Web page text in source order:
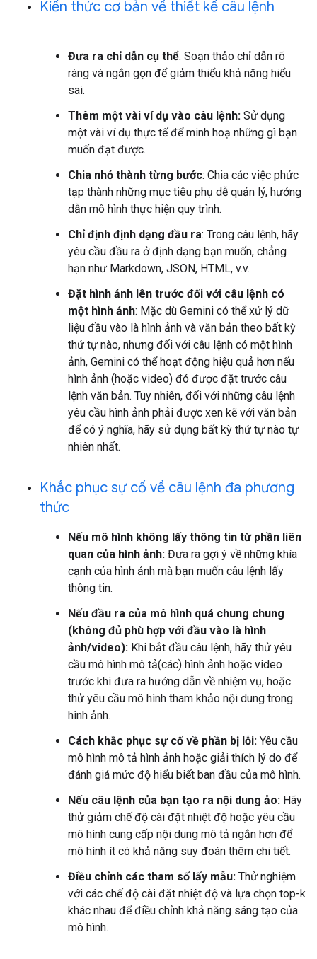
Kiến thức cơ bản về thiết kế câu lệnh
Đưa ra chỉ dẫn cụ thể: Soạn thảo chỉ dẫn rõ
ràng và ngắn gọn để giảm thiểu khả năng hiểu
sai.
Thêm một vài ví dụ vào câu lệnh: Sử dụng
một vài ví dụ thực tế để minh hoạ những gì bạn
muốn đạt được.
Chia nhỏ thành từng bước: Chia các việc phức
tạp thành những mục tiêu phụ dễ quản lý, hướng
dẫn mô hình thực hiện quy trình.
Chỉ định định dạng đầu ra: Trong câu lệnh, hãy
yêu cầu đầu ra ở định dạng bạn muốn, chẳng
hạn như Markdown, JSON, HTML, v.v.
Đặt hình ảnh lên trước đối với câu lệnh có
một hình ảnh: Mặc dù Gemini có thể xử lý dữ
liệu đầu vào là hình ảnh và văn bản theo bất kỳ
thứ tự nào, nhưng đối với câu lệnh có một hình
ảnh, Gemini có thể hoạt động hiệu quả hơn nếu
hình ảnh (hoặc video) đó được đặt trước câu
lệnh văn bản. Tuy nhiên, đối với những câu lệnh
yêu cầu hình ảnh phải được xen kẽ với văn bản
để có ý nghĩa, hãy sử dụng bất kỳ thứ tự nào tự
nhiên nhất.
Khắc phục sự cố về câu lệnh đa phương
thức
Nếu mô hình không lấy thông tin từ phần liên
quan của hình ảnh: Đưa ra gợi ý về những khía
cạnh của hình ảnh mà bạn muốn câu lệnh lấy
thông tin.
Nếu đầu ra của mô hình quá chung chung
(không đủ phù hợp với đầu vào là hình
ảnh/video): Khi bắt đầu câu lệnh, hãy thử yêu
cầu mô hình mô tả(các) hình ảnh hoặc video
trước khi đưa ra hướng dẫn về nhiệm vụ, hoặc
thử yêu cầu mô hình tham khảo nội dung trong
hình ảnh.
Cách khắc phục sự cố về phần bị lỗi: Yêu cầu
mô hình mô tả hình ảnh hoặc giải thích lý do để
đánh giá mức độ hiểu biết ban đầu của mô hình.
Nếu câu lệnh của bạn tạo ra nội dung ảo: Hãy
thử giảm chế độ cài đặt nhiệt độ hoặc yêu cầu
mô hình cung cấp nội dung mô tả ngắn hơn để
mô hình ít có khả năng suy đoán thêm chi tiết.
Điều chỉnh các tham số lấy mẫu: Thử nghiệm
với các chế độ cài đặt nhiệt độ và lựa chọn top-k
khác nhau để điều chỉnh khả năng sáng tạo của
mô hình.